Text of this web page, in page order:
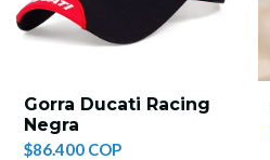
Gorra Ducati Racing
Negra
$86.400 COP